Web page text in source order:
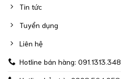
Tin tức
Tuyển dụng
Liên hệ
Hotline bán hàng: 091.1313.348